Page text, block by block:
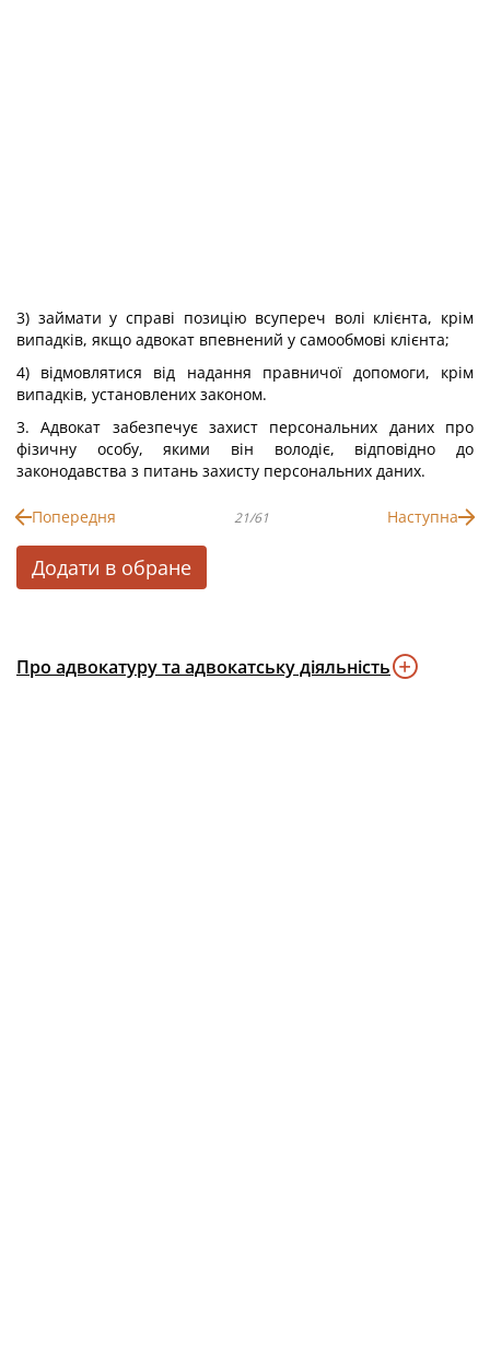
3) займати у справі позицію всупереч волі клієнта, крім
випадків, якщо адвокат впевнений у самообмові клієнта;
4) відмовлятися від надання правничої допомоги, крім
випадків, установлених законом.
3. Адвокат забезпечує захист персональних даних про
фізичну особу, якими він володіє, відповідно до
законодавства з питань захисту персональних даних.
Попередня 21/61 Наступна
Додати в обране
Про адвокатуру та адвокатську діяльність